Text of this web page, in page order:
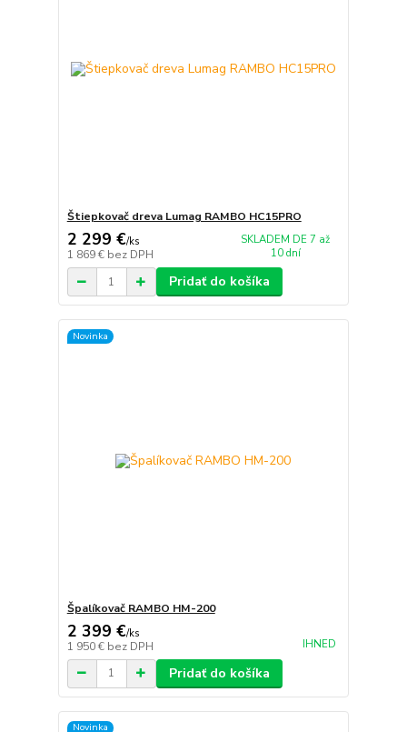
Štiepkovač dreva Lumag RAMBO HC15PRO
2 299 €/ks
1 869 € bez DPH
SKLADEM DE 7 až
10 dní
Pridať do košíka
Novinka
Špalíkovač RAMBO HM-200
2 399 €/ks
1 950 € bez DPH IHNED
Pridať do košíka
Novinka